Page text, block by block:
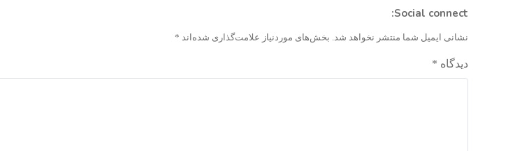
Social connect:
نشانی ایمیل شما منتشر نخواهد شد. بخش‌های موردنیاز علامت‌گذاری شده‌اند *
دیدگاه *